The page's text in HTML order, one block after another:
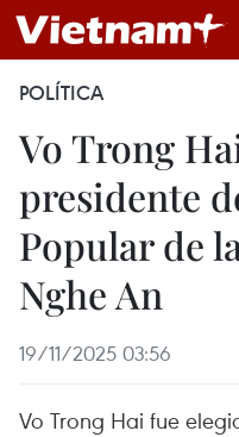
POLÍTICA
Vo Trong
presidente
Popular de
Nghe An
19/11/2025 03:56
Vo Trong Hai fue